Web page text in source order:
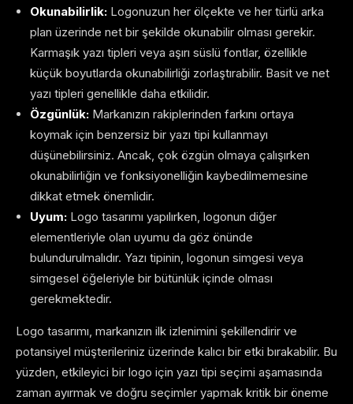
Okunabilirlik: Logonuzun her ölçekte ve her türlü arka
plan üzerinde net bir şekilde okunabilir olması gerekir.
Karmaşık yazı tipleri veya aşırı süslü fontlar, özellikle
küçük boyutlarda okunabilirliği zorlaştırabilir. Basit ve net
yazı tipleri genellikle daha etkilidir.
Özgünlük: Markanızın rakiplerinden farkını ortaya
koymak için benzersiz bir yazı tipi kullanmayı
düşünebilirsiniz. Ancak, çok özgün olmaya çalışırken
okunabilirliğin ve fonksiyonelliğin kaybedilmemesine
dikkat etmek önemlidir.
Uyum: Logo tasarımı yapılırken, logonun diğer
elementleriyle olan uyumu da göz önünde
bulundurulmalıdır. Yazı tipinin, logonun simgesi veya
simgesel öğeleriyle bir bütünlük içinde olması
gerekmektedir.
Logo tasarımı, markanızın ilk izlenimini şekillendirir ve
potansiyel müşterileriniz üzerinde kalıcı bir etki bırakabilir. Bu
yüzden, etkileyici bir logo için yazı tipi seçimi aşamasında
zaman ayırmak ve doğru seçimler yapmak kritik bir öneme